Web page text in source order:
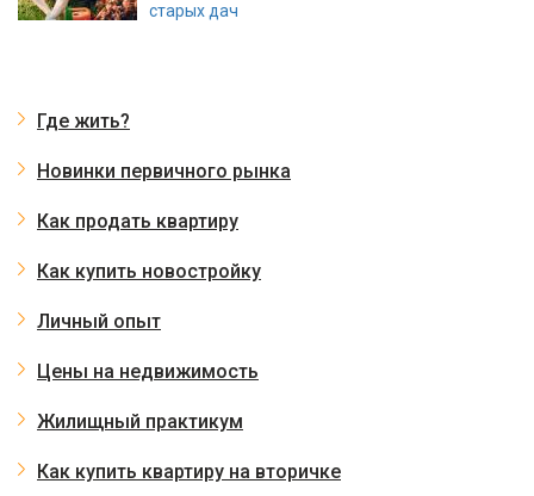
старых дач
Где жить?
Новинки первичного рынка
Как продать квартиру
Как купить новостройку
Личный опыт
Цены на недвижимость
Жилищный практикум
Как купить квартиру на вторичке